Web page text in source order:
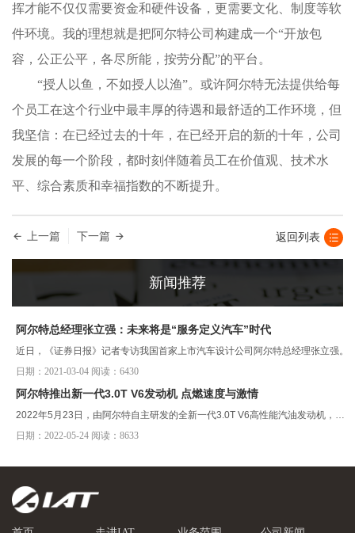
挥才能不仅仅需要资金和硬件设备，更需要文化、制度等软
件环境。我的理想就是把阿尔特公司构建成一个“开放包
容，公正公平，各尽所能，按劳分配”的平台。
“授人以鱼，不如授人以渔”。或许阿尔特无法提供给每
个员工在这个行业中最丰厚的待遇和最舒适的工作环境，但
我坚信：在已经过去的十年，在已经开启的新的十年，公司
发展的每一个阶段，都时刻伴随着员工在价值观、技术水
平、综合素质和幸福指数的不断提升。
上一篇 下一篇 返回列表
新闻推荐
阿尔特总经理张立强：未来将是“服务定义汽车”时代
近日，《证券日报》记者专访我国首家上市汽车设计公司阿尔特总经理张立强。
日期：2021-03-04 阅读：6430
阿尔特推出新一代3.0T V6发动机 点燃速度与激情
2022年5月23日，由阿尔特自主研发的全新一代3.0T V6高性能汽油发动机，在
下属控股子公司——柳州菱特动力科技有限公司（以下简称“菱特动力”）组装完
日期：2022-05-24 阅读：8633